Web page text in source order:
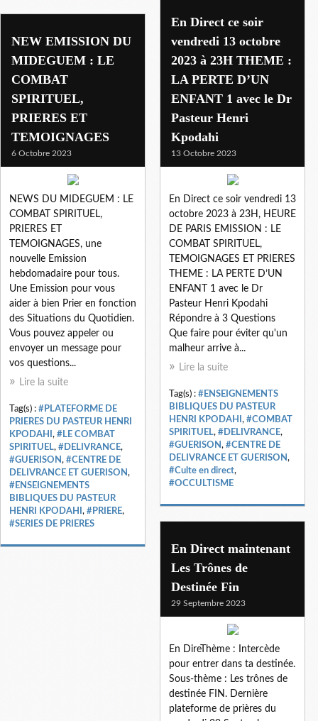
En Direct ce soir
vendredi 13 octobre
2023 à 23H THEME :
LA PERTE D’UN
ENFANT 1 avec le Dr
Pasteur Henri
Kpodahi
13 Octobre 2023
En Direct ce soir vendredi 13
octobre 2023 à 23H, HEURE
DE PARIS EMISSION : LE
COMBAT SPIRITUEL,
TEMOIGNAGES ET PRIERES
THEME : LA PERTE D’UN
ENFANT 1 avec le Dr
Pasteur Henri Kpodahi
Répondre à 3 Questions
Que faire pour éviter qu'un
malheur arrive à...
Lire la suite
Tag(s) : #ENSEIGNEMENTS
BIBLIQUES DU PASTEUR
HENRI KPODAHI , #COMBAT
SPIRITUEL, #DELIVRANCE,
#GUERISON, #CENTRE DE
DELIVRANCE ET GUERISON,
#Culte en direct,
#OCCULTISME
NEW EMISSION DU
MIDEGUEM : LE
COMBAT
SPIRITUEL,
PRIERES ET
TEMOIGNAGES
6 Octobre 2023
NEWS DU MIDEGUEM : LE
COMBAT SPIRITUEL,
PRIERES ET
TEMOIGNAGES, une
nouvelle Emission
hebdomadaire pour tous.
Une Emission pour vous
aider à bien Prier en fonction
des Situations du Quotidien.
Vous pouvez appeler ou
envoyer un message pour
vos questions...
Lire la suite
Tag(s) : #PLATEFORME DE
PRIERES DU PASTEUR HENRI
KPODAHI , #LE COMBAT
SPIRITUEL, #DELIVRANCE,
#GUERISON, #CENTRE DE
DELIVRANCE ET GUERISON,
#ENSEIGNEMENTS
BIBLIQUES DU PASTEUR
HENRI KPODAHI , #PRIERE,
#SERIES DE PRIERES
En Direct maintenant
Les Trônes de
Destinée Fin
29 Septembre 2023
En DireThème : Intercède
pour entrer dans ta destinée.
Sous-thème : Les trônes de
destinée FIN. Dernière
plateforme de prières du